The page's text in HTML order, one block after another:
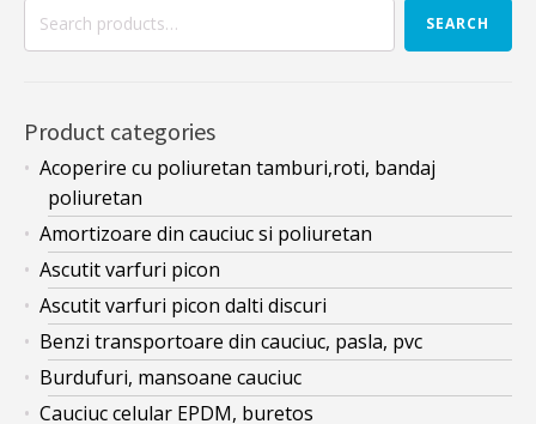
Search
SEARCH
Product categories
Acoperire cu poliuretan tamburi,roti, bandaj
poliuretan
Amortizoare din cauciuc si poliuretan
Ascutit varfuri picon
Ascutit varfuri picon dalti discuri
Benzi transportoare din cauciuc, pasla, pvc
Burdufuri, mansoane cauciuc
Cauciuc celular EPDM, buretos